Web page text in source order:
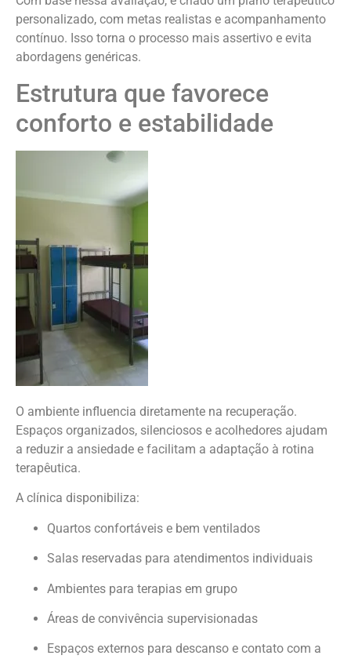
personalizado, com metas realistas e acompanhamento
contínuo. Isso torna o processo mais assertivo e evita
abordagens genéricas.
Estrutura que favorece
conforto e estabilidade
O ambiente influencia diretamente na recuperação.
Espaços organizados, silenciosos e acolhedores ajudam
a reduzir a ansiedade e facilitam a adaptação à rotina
terapêutica.
A clínica disponibiliza:
Quartos confortáveis e bem ventilados
Salas reservadas para atendimentos individuais
Ambientes para terapias em grupo
Áreas de convivência supervisionadas
Espaços externos para descanso e contato com a